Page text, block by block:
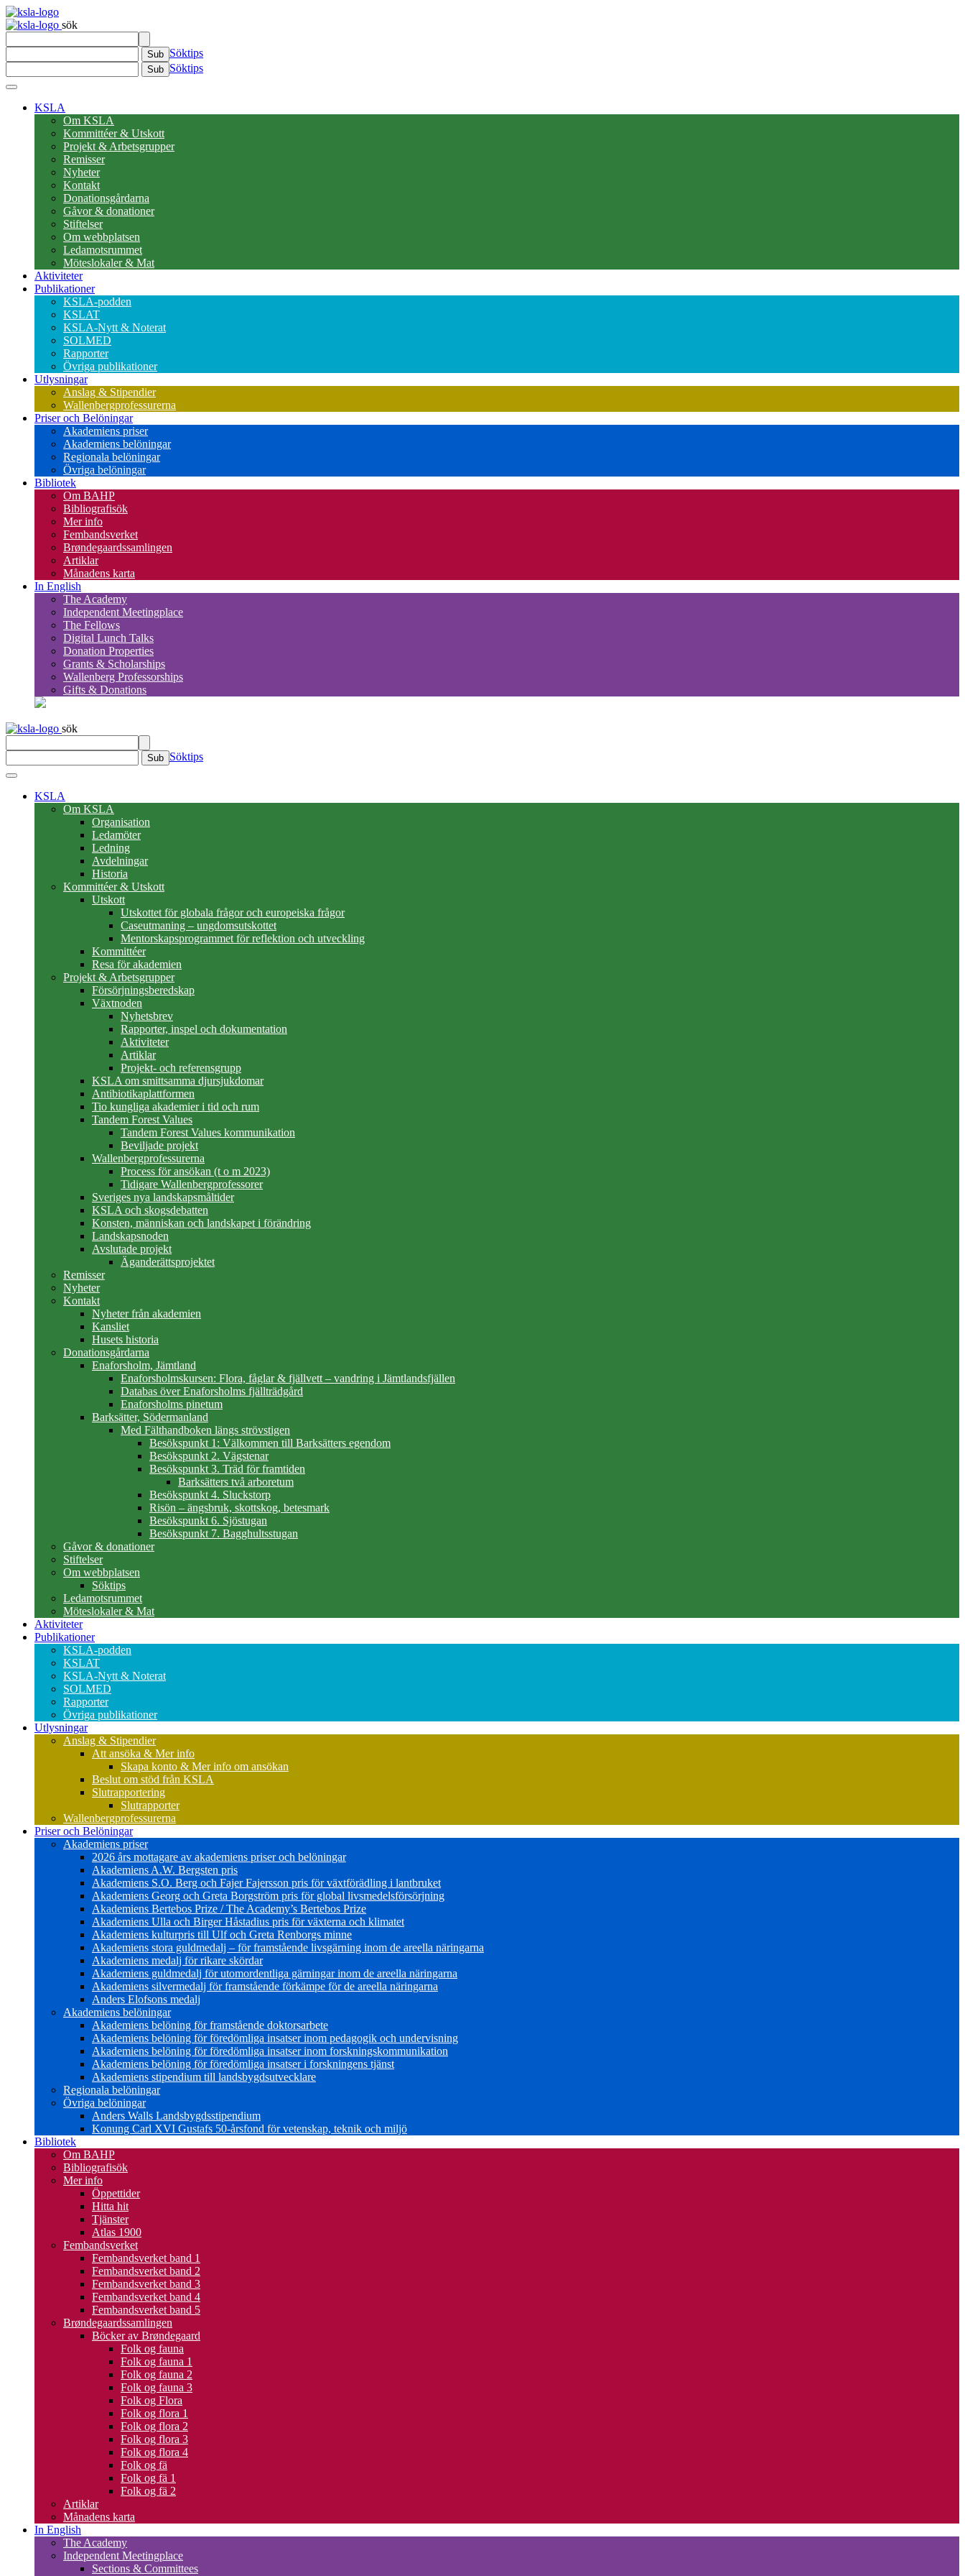
sök
Sub Söktips
Sub Söktips
KSLA
Om KSLA
Kommittéer & Utskott
Projekt & Arbetsgrupper
Remisser
Nyheter
Kontakt
Donationsgårdarna
Gåvor & donationer
Stiftelser
Om webbplatsen
Ledamotsrummet
Möteslokaler & Mat
Aktiviteter
Publikationer
KSLA-podden
KSLAT
KSLA-Nytt & Noterat
SOLMED
Rapporter
Övriga publikationer
Utlysningar
Anslag & Stipendier
Wallenbergprofessurerna
Priser och Belöningar
Akademiens priser
Akademiens belöningar
Regionala belöningar
Övriga belöningar
Bibliotek
Om BAHP
Bibliografisök
Mer info
Fembandsverket
Brøndegaardssamlingen
Artiklar
Månadens karta
In English
The Academy
Independent Meetingplace
The Fellows
Digital Lunch Talks
Donation Properties
Grants & Scholarships
Wallenberg Professorships
Gifts & Donations
sök
Sub Söktips
KSLA
Om KSLA
Organisation
Ledamöter
Ledning
Avdelningar
Historia
Kommittéer & Utskott
Utskott
Utskottet för globala frågor och europeiska frågor
Caseutmaning – ungdomsutskottet
Mentorskapsprogrammet för reflektion och utveckling
Kommittéer
Resa för akademien
Projekt & Arbetsgrupper
Försörjningsberedskap
Växtnoden
Nyhetsbrev
Rapporter, inspel och dokumentation
Aktiviteter
Artiklar
Projekt- och referensgrupp
KSLA om smittsamma djursjukdomar
Antibiotikaplattformen
Tio kungliga akademier i tid och rum
Tandem Forest Values
Tandem Forest Values kommunikation
Beviljade projekt
Wallenbergprofessurerna
Process för ansökan (t o m 2023)
Tidigare Wallenbergprofessorer
Sveriges nya landskapsmåltider
KSLA och skogsdebatten
Konsten, människan och landskapet i förändring
Landskapsnoden
Avslutade projekt
Äganderättsprojektet
Remisser
Nyheter
Kontakt
Nyheter från akademien
Kansliet
Husets historia
Donationsgårdarna
Enaforsholm, Jämtland
Enaforsholmskursen: Flora, fåglar & fjällvett – vandring i Jämtlandsfjällen
Databas över Enaforsholms fjällträdgård
Enaforsholms pinetum
Barksätter, Södermanland
Med Fälthandboken längs strövstigen
Besökspunkt 1: Välkommen till Barksätters egendom
Besökspunkt 2. Vägstenar
Besökspunkt 3. Träd för framtiden
Barksätters två arboretum
Besökspunkt 4. Sluckstorp
Risön – ängsbruk, skottskog, betesmark
Besökspunkt 6. Sjöstugan
Besökspunkt 7. Bagghultsstugan
Gåvor & donationer
Stiftelser
Om webbplatsen
Söktips
Ledamotsrummet
Möteslokaler & Mat
Aktiviteter
Publikationer
KSLA-podden
KSLAT
KSLA-Nytt & Noterat
SOLMED
Rapporter
Övriga publikationer
Utlysningar
Anslag & Stipendier
Att ansöka & Mer info
Skapa konto & Mer info om ansökan
Beslut om stöd från KSLA
Slutrapportering
Slutrapporter
Wallenbergprofessurerna
Priser och Belöningar
Akademiens priser
2026 års mottagare av akademiens priser och belöningar
Akademiens A.W. Bergsten pris
Akademiens S.O. Berg och Fajer Fajersson pris för växtförädling i lantbruket
Akademiens Georg och Greta Borgström pris för global livsmedelsförsörjning
Akademiens Bertebos Prize / The Academy’s Bertebos Prize
Akademiens Ulla och Birger Håstadius pris för växterna och klimatet
Akademiens kulturpris till Ulf och Greta Renborgs minne
Akademiens stora guldmedalj – för framstående livsgärning inom de areella näringarna
Akademiens medalj för rikare skördar
Akademiens guldmedalj för utomordentliga gärningar inom de areella näringarna
Akademiens silvermedalj för framstående förkämpe för de areella näringarna
Anders Elofsons medalj
Akademiens belöningar
Akademiens belöning för framstående doktorsarbete
Akademiens belöning för föredömliga insatser inom pedagogik och undervisning
Akademiens belöning för föredömliga insatser inom forskningskommunikation
Akademiens belöning för föredömliga insatser i forskningens tjänst
Akademiens stipendium till landsbygdsutvecklare
Regionala belöningar
Övriga belöningar
Anders Walls Landsbygdsstipendium
Konung Carl XVI Gustafs 50-årsfond för vetenskap, teknik och miljö
Bibliotek
Om BAHP
Bibliografisök
Mer info
Öppettider
Hitta hit
Tjänster
Atlas 1900
Fembandsverket
Fembandsverket band 1
Fembandsverket band 2
Fembandsverket band 3
Fembandsverket band 4
Fembandsverket band 5
Brøndegaardssamlingen
Böcker av Brøndegaard
Folk og fauna
Folk og fauna 1
Folk og fauna 2
Folk og fauna 3
Folk og Flora
Folk og flora 1
Folk og flora 2
Folk og flora 3
Folk og flora 4
Folk og fä
Folk og fä 1
Folk og fä 2
Artiklar
Månadens karta
In English
The Academy
Independent Meetingplace
Sections & Committees